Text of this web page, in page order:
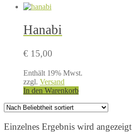
Hanabi
€ 15,00
Enthält 19% Mwst.
zzgl. Versand
In den Warenkorb
Einzelnes Ergebnis wird angezeigt